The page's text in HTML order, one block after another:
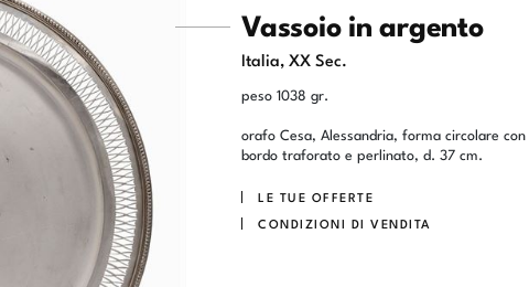
Vassoio in argento
Italia, XX Sec.
peso 1038 gr.
orafo Cesa, Alessandria, forma circolare con
bordo traforato e perlinato, d. 37 cm.
LE TUE OFFERTE
CONDIZIONI DI VENDITA